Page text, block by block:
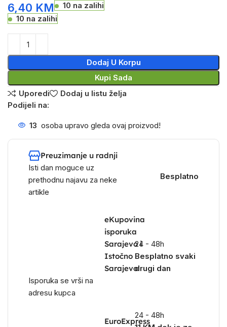
6,40 KM
10 na zalihi
10 na zalihi
Dodaj U Korpu
Kupi Sada
Uporedi
Dodaj u listu želja
Podijeli na:
13 osoba upravo gleda ovaj proizvod!
Preuzimanje u radnji
Isti dan moguce uz
prethodnu najavu za neke
artikle
Besplatno
eKupovina
isporuka
Sarajevo i
Istočno
Sarajevo
Isporuka se vrši na
adresu kupca
24 - 48h
Besplatno svaki
drugi dan
EuroExpress
24 - 48h